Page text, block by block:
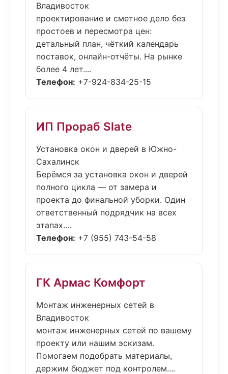
Владивосток
проектирование и сметное дело без
простоев и пересмотра цен:
детальный план, чёткий календарь
поставок, онлайн-отчёты. На рынке
более 4 лет....
Телефон: +7-924-834-25-15
ИП Прораб Slate
Установка окон и дверей в Южно-
Сахалинск
Берёмся за установка окон и дверей
полного цикла — от замера и
проекта до финальной уборки. Один
ответственный подрядчик на всех
этапах....
Телефон: +7 (955) 743-54-58
ГК Армас Комфорт
Монтаж инженерных сетей в
Владивосток
монтаж инженерных сетей по вашему
проекту или нашим эскизам.
Помогаем подобрать материалы,
держим бюджет под контролем....